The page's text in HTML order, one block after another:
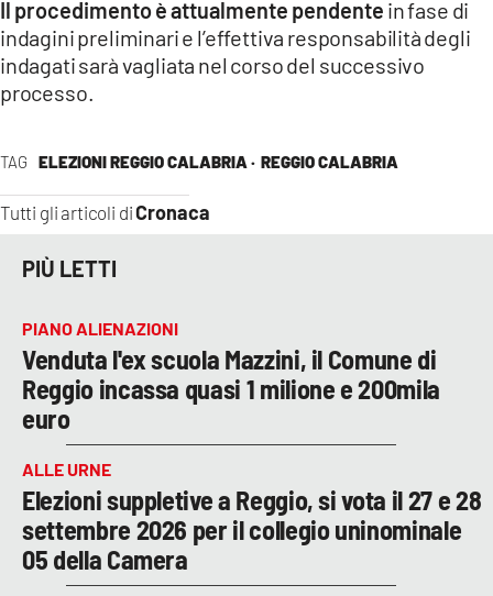
TAG ELEZIONI REGGIO CALABRIA · REGGIO CALABRIA
Tutti gli articoli diCronaca
Il procedimento è attualmente pendente in fase di
indagini preliminari e l’effettiva responsabilità degli
indagati sarà vagliata nel corso del successivo
processo.
PIÙ LETTI
PIANO ALIENAZIONI
Venduta l'ex scuola Mazzini, il Comune di
Reggio incassa quasi 1 milione e 200mila
euro
ALLE URNE
Elezioni suppletive a Reggio, si vota il 27 e 28
settembre 2026 per il collegio uninominale
05 della Camera